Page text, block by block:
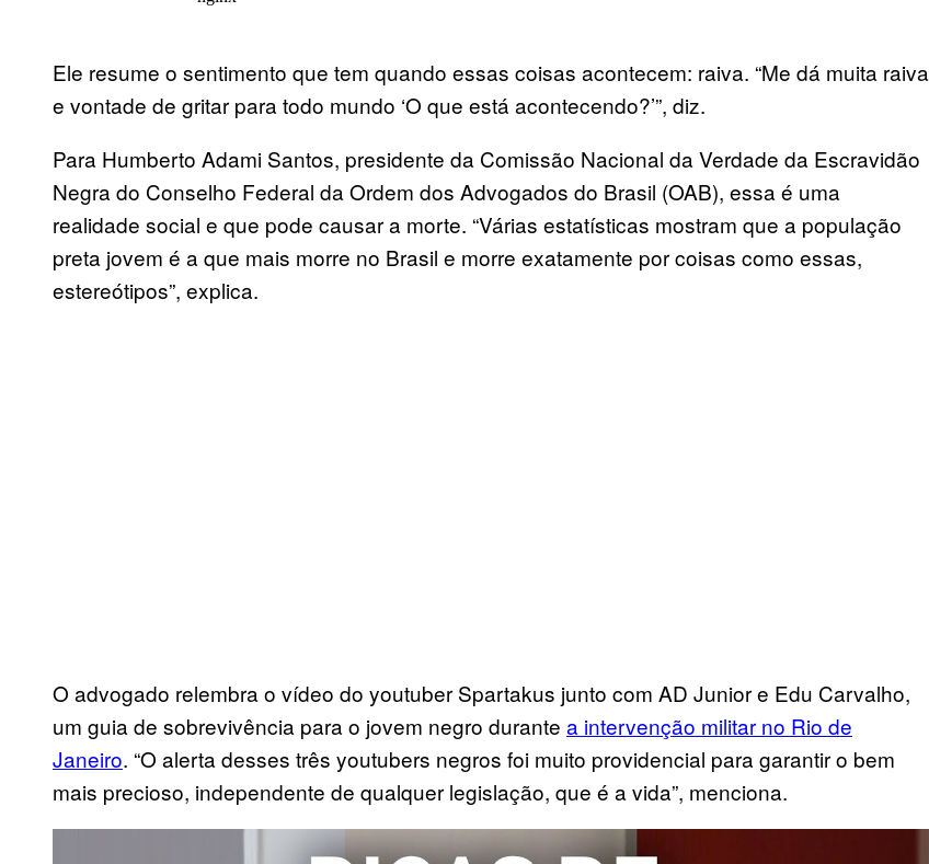
Ele resume o sentimento que tem quando essas coisas acontecem: raiva. “Me dá muita raiva
e vontade de gritar para todo mundo ‘O que está acontecendo?’”, diz.
Para Humberto Adami Santos, presidente da Comissão Nacional da Verdade da Escravidão
Negra do Conselho Federal da Ordem dos Advogados do Brasil (OAB), essa é uma
realidade social e que pode causar a morte. “Várias estatísticas mostram que a população
preta jovem é a que mais morre no Brasil e morre exatamente por coisas como essas,
estereótipos”, explica.
O advogado relembra o vídeo do youtuber Spartakus junto com AD Junior e Edu Carvalho,
um guia de sobrevivência para o jovem negro durante a intervenção militar no Rio de
Janeiro. “O alerta desses três youtubers negros foi muito providencial para garantir o bem
mais precioso, independente de qualquer legislação, que é a vida”, menciona.